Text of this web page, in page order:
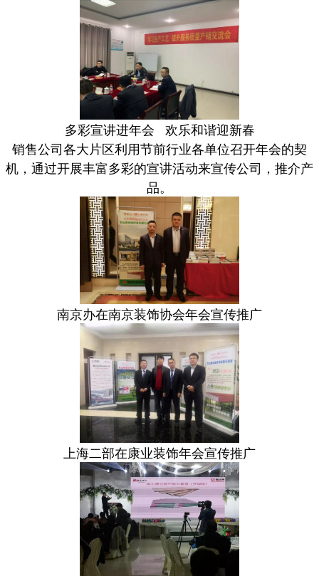
多彩宣讲进年会 欢乐和谐迎新春
销售公司各大片区利用节前行业各单位召开年会的契
机，通过开展丰富多彩的宣讲活动来宣传公司，推介产
品。
南京办在南京装饰协会年会宣传推广
上海二部在康业装饰年会宣传推广